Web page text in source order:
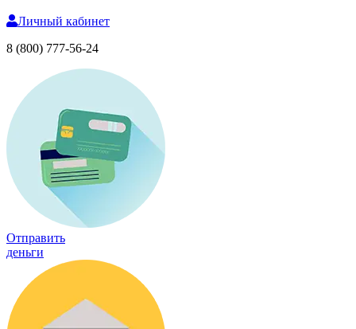
Личный кабинет
8 (800) 777-56-24
Отправить
деньги